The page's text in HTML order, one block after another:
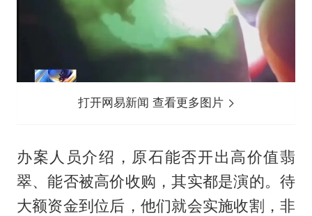
打开网易新闻 查看更多图片
办案人员介绍，原石能否开出高价值翡
翠、能否被高价收购，其实都是演的。待
大额资金到位后，他们就会实施收割，非